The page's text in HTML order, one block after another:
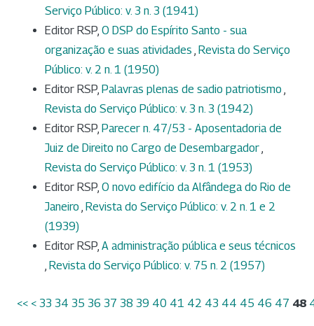
Serviço Público: v. 3 n. 3 (1941)
Editor RSP, O DSP do Espírito Santo - sua
organização e suas atividades , Revista do Serviço
Público: v. 2 n. 1 (1950)
Editor RSP, Palavras plenas de sadio patriotismo ,
Revista do Serviço Público: v. 3 n. 3 (1942)
Editor RSP, Parecer n. 47/53 - Aposentadoria de
Juiz de Direito no Cargo de Desembargador,
Revista do Serviço Público: v. 3 n. 1 (1953)
Editor RSP, O novo edifício da Alfândega do Rio de
Janeiro , Revista do Serviço Público: v. 2 n. 1 e 2
(1939)
Editor RSP, A administração pública e seus técnicos
, Revista do Serviço Público: v. 75 n. 2 (1957)
<< < 33 34 35 36 37 38 39 40 41 42 43 44 45 46 47 48